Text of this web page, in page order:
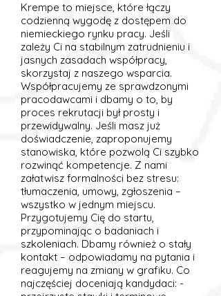
Krempe to miejsce, które łączy
codzienną wygodę z dostępem do
niemieckiego rynku pracy. Jeśli
zależy Ci na stabilnym zatrudnieniu i
jasnych zasadach współpracy,
skorzystaj z naszego wsparcia.
Współpracujemy ze sprawdzonymi
pracodawcami i dbamy o to, by
proces rekrutacji był prosty i
przewidywalny. Jeśli masz już
doświadczenie, zaproponujemy
stanowiska, które pozwolą Ci szybko
rozwinąć kompetencje. Z nami
załatwisz formalności bez stresu:
tłumaczenia, umowy, zgłoszenia –
wszystko w jednym miejscu.
Przygotujemy Cię do startu,
przypominając o badaniach i
szkoleniach. Dbamy również o stały
kontakt – odpowiadamy na pytania i
reagujemy na zmiany w grafiku. Co
najczęściej doceniają kandydaci: -